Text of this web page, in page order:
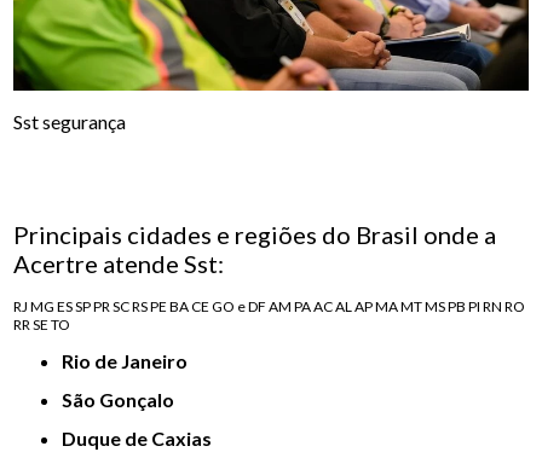
Sst segurança
Principais cidades e regiões do Brasil onde a
Acertre atende Sst:
RJ MG ESSPPRSCRSPE BACE GO e DF AM PAACALAPMAMTMSPB PI RN RO
RRSE TO
Rio de Janeiro
São Gonçalo
Duque de Caxias